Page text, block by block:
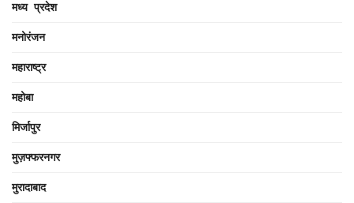
मध्य प्रदेश
मनोरंजन
महाराष्ट्र
महोबा
मिर्जापुर
मुज़फ्फरनगर
मुरादाबाद